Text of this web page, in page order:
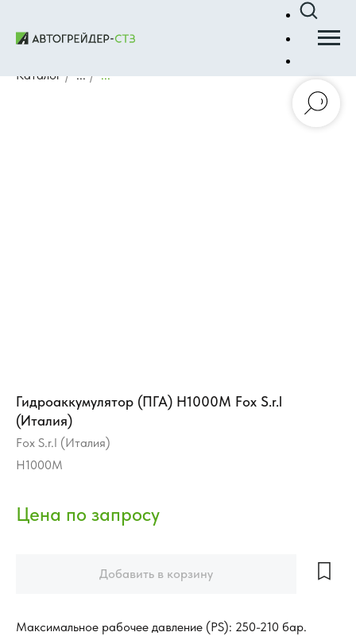
Каталог / ... / ...
Гидроаккумулятор (ПГА) H1000M Fox S.r.l
(Италия)
Fox S.r.l (Италия)
H1000M
Добавить в корзину
Максимальное рабочее давление (PS): 250-210 бар.